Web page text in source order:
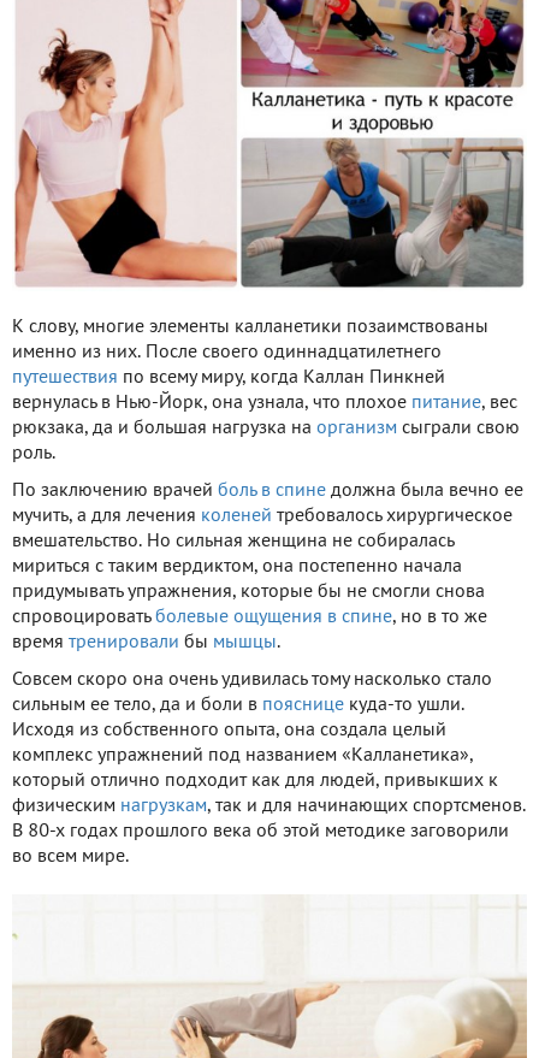
К слову, многие элементы калланетики позаимствованы
именно из них. После своего одиннадцатилетнего
путешествия по всему миру, когда Каллан Пинкней
вернулась в Нью-Йорк, она узнала, что плохое питание, вес
рюкзака, да и большая нагрузка на организм сыграли свою
роль.
По заключению врачей боль в спине должна была вечно ее
мучить, а для лечения коленей требовалось хирургическое
вмешательство. Но сильная женщина не собиралась
мириться с таким вердиктом, она постепенно начала
придумывать упражнения, которые бы не смогли снова
спровоцировать болевые ощущения в спине, но в то же
время тренировали бы мышцы.
Совсем скоро она очень удивилась тому насколько стало
сильным ее тело, да и боли в пояснице куда-то ушли.
Исходя из собственного опыта, она создала целый
комплекс упражнений под названием «Калланетика»,
который отлично подходит как для людей, привыкших к
физическим нагрузкам, так и для начинающих спортсменов.
В 80-х годах прошлого века об этой методике заговорили
во всем мире.